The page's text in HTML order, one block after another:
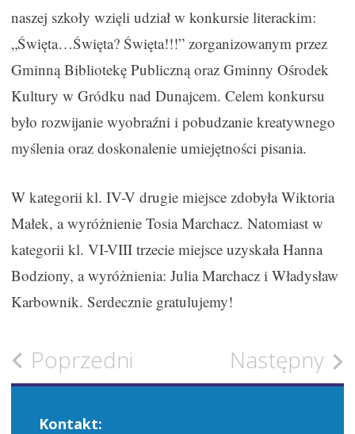
naszej szkoły wzięli udział w konkursie literackim:
„Święta…Święta? Święta!!!” zorganizowanym przez
Gminną Bibliotekę Publiczną oraz Gminny Ośrodek
Kultury w Gródku nad Dunajcem. Celem konkursu
było rozwijanie wyobraźni i pobudzanie kreatywnego
myślenia oraz doskonalenie umiejętności pisania.
W kategorii kl. IV-V drugie miejsce zdobyła Wiktoria
Małek, a wyróżnienie Tosia Marchacz. Natomiast w
kategorii kl. VI-VIII trzecie miejsce uzyskała Hanna
Bodziony, a wyróżnienia: Julia Marchacz i Władysław
Karbownik. Serdecznie gratulujemy!
Zobacz
wpisy
Poprzedni Następny
Kontakt: